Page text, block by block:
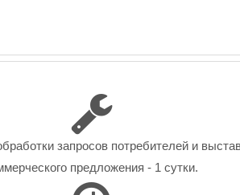
запросов потребителей и
предложения - 1 сутки.